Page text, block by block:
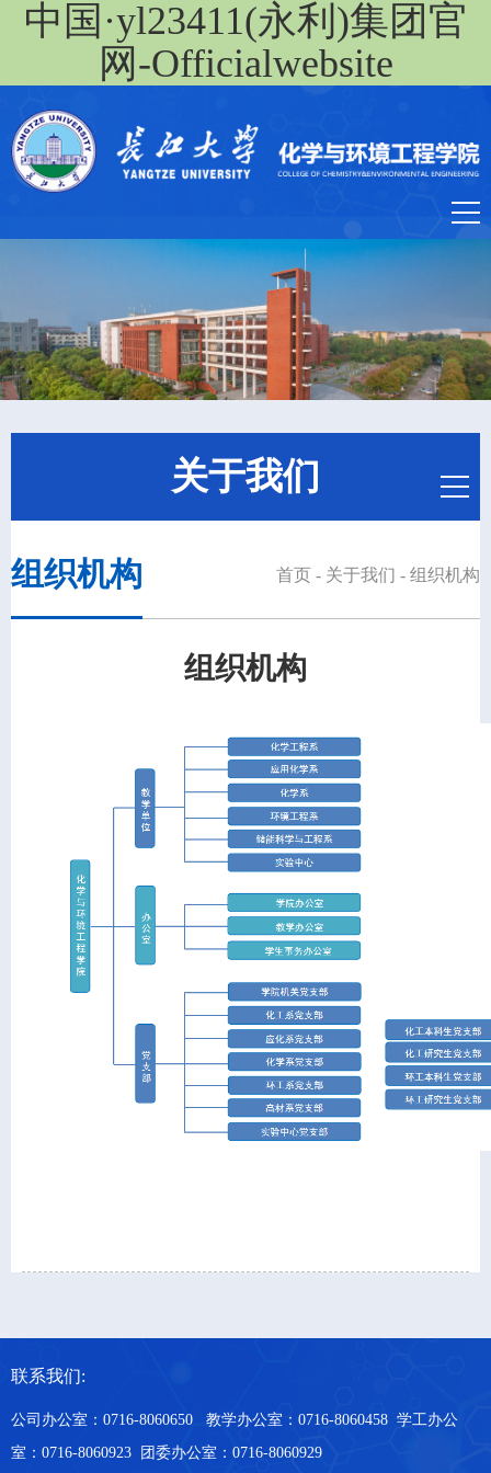
中国·yl23411(永利)集团官
网-Officialwebsite
关于我们
组织机构 首页 - 关于我们 - 组织机构
组织机构
联系我们:
公司办公室：0716-8060650 教学办公室：0716-8060458 学工办公
室：0716-8060923 团委办公室：0716-8060929